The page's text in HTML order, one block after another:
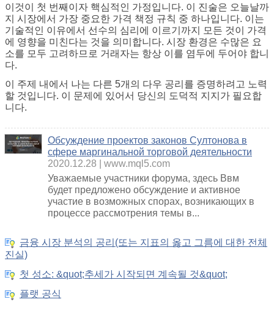
이것이 첫 번째이자 핵심적인 가정입니다. 이 진술은 오늘날까
지 시장에서 가장 중요한 가격 책정 규칙 중 하나입니다. 이는
기술적인 이유에서 선수의 심리에 이르기까지 모든 것이 가격
에 영향을 미친다는 것을 의미합니다. 시장 환경은 수많은 요
소를 모두 고려하므로 거래자는 항상 이를 염두에 두어야 합니
다.
이 주제 내에서 나는 다른 5개의 다우 공리를 증명하려고 노력
할 것입니다. 이 문제에 있어서 당신의 도덕적 지지가 필요합
니다.
Обсуждение проектов законов Султонова в
сфере маргинальной торговой деятельности
2020.12.28
www.mql5.com
Уважаемые участники форума, здесь Ввм
будет предложено обсуждение и активное
участие в возможных спорах, возникающих в
процессе рассмотрения темы в...
금융 시장 분석의 공리(또는 지표의 옳고 그름에 대한 전체
진실)
첫 성소: &quot;추세가 시작되면 계속될 것&quot;
플랫 공식